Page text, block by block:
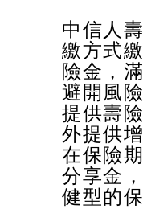
中信人
繳方式
險金，
避開風
提供壽
外提供
在保險
分享金
健型的